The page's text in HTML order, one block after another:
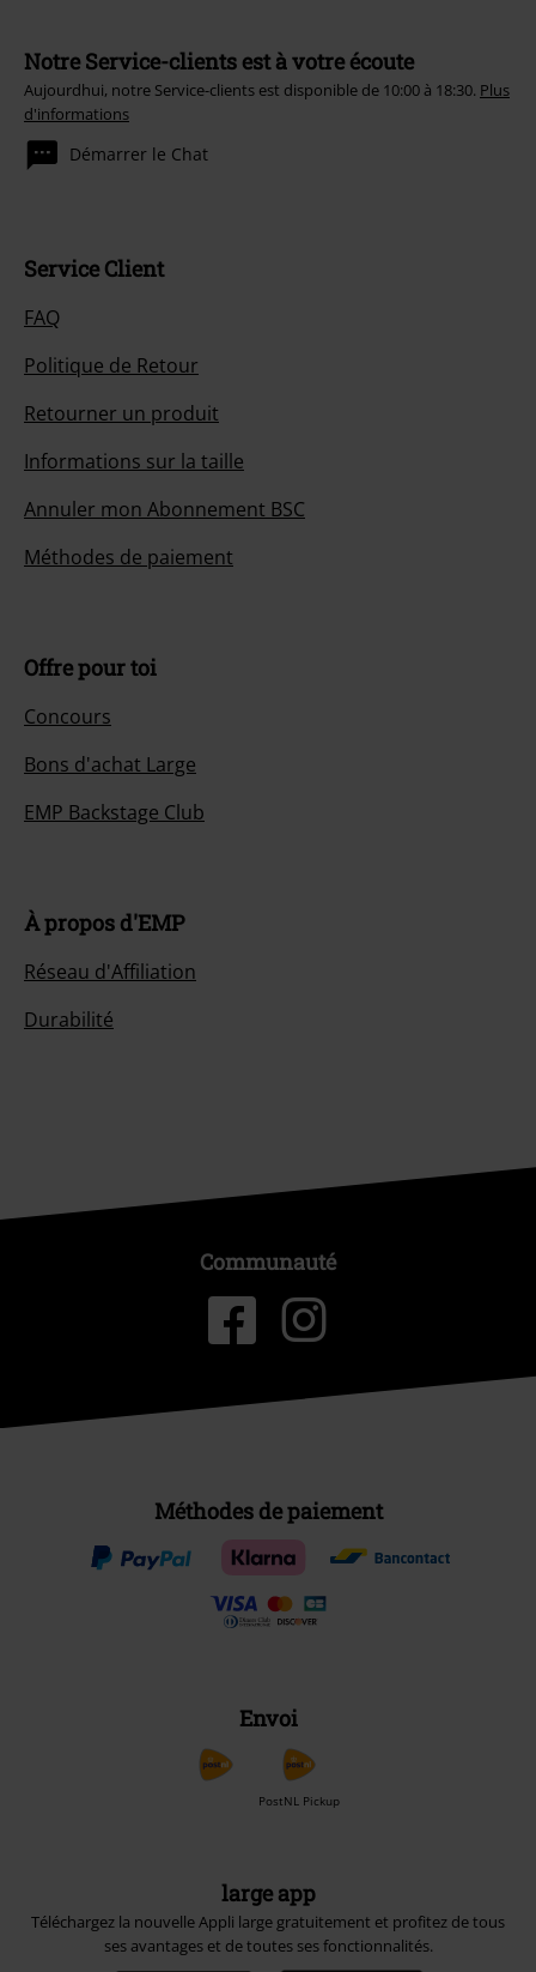
Notre Service-clients est à votre écoute
Aujourdhui, notre Service-clients est disponible de 10:00 à 18:30. Plus
d'informations
Démarrer le Chat
Service Client
FAQ
Politique de Retour
Retourner un produit
Informations sur la taille
Annuler mon Abonnement BSC
Méthodes de paiement
Offre pour toi
Concours
Bons d'achat Large
EMP Backstage Club
À propos d'EMP
Réseau d'Affiliation
Durabilité
Communauté
Méthodes de paiement
Envoi
PostNL Pickup
large app
Téléchargez la nouvelle Appli large gratuitement et profitez de tous
ses avantages et de toutes ses fonctionnalités.